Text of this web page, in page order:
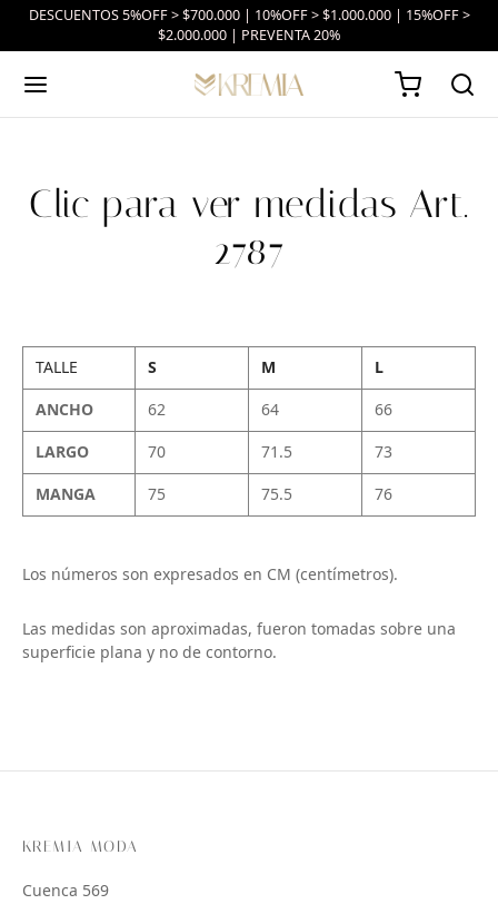
DESCUENTOS 5%OFF > $700.000 | 10%OFF > $1.000.000 | 15%OFF >
$2.000.000 | PREVENTA 20%
Clic para ver medidas Art.
2787
TALLE S M
L
ANCHO
62 64
66
LARGO
70 71.5
73
MANGA
75 75.5 76
Los números son expresados en CM (centímetros).
Las medidas son aproximadas, fueron tomadas sobre una
superficie plana y no de contorno.
KREMIA MODA
Cuenca 569